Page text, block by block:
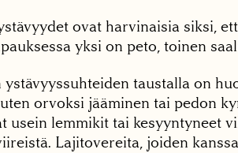
ovat harvinaisia siksi,
yksi on peto, toinen
ystävyyssuhteiden taustalla on
orvoksi jääminen tai pedon
usein lemmikit tai kesyyntyneet
Lajitovereita, joiden